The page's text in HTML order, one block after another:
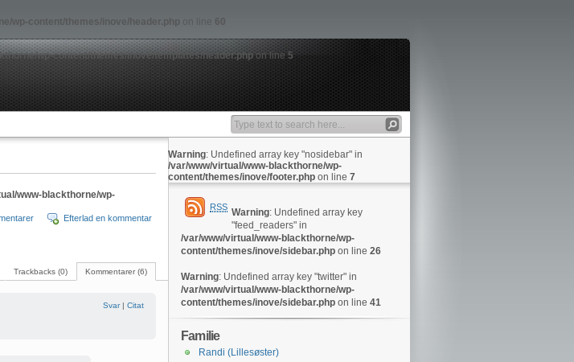
wp-content/themes/inove/header.php on line 60
wp-content/themes/inove/templates/header.phpon line5
www-blackthorne/wp-
Efterlad en kommentar
Kommentarer (6)
Trackbacks (0)
Svar| Citat
Warning: Undefined array key "nosidebar" in
/var/www/virtual/www-blackthorne/wp-
content/themes/inove/footer.php on line 7
RSS Warning: Undefined array key
"feed_readers" in
/var/www/virtual/www-blackthorne/wp-
content/themes/inove/sidebar.php on line 26
Warning: Undefined array key "twitter" in
/var/www/virtual/www-blackthorne/wp-
content/themes/inove/sidebar.php on line 41
Familie
Randi (Lillesøster)